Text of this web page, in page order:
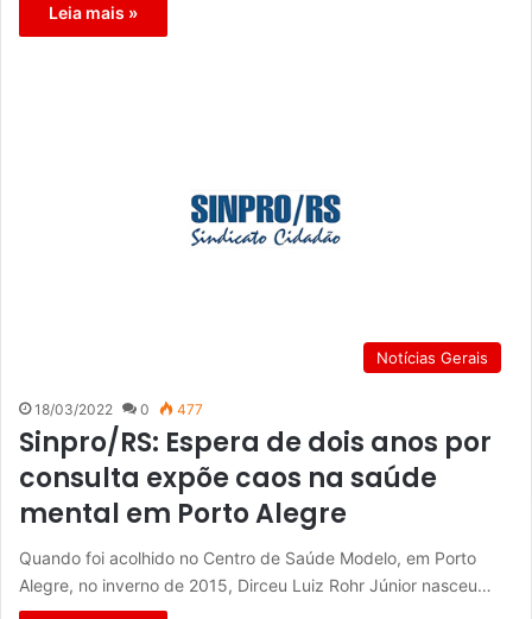
Leia mais »
Notícias Gerais
18/03/2022 0 477
Sinpro/RS: Espera de dois anos por
consulta expõe caos na saúde
mental em Porto Alegre
Quando foi acolhido no Centro de Saúde Modelo, em Porto
Alegre, no inverno de 2015, Dirceu Luiz Rohr Júnior nasceu…